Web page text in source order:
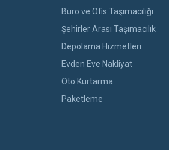
Büro ve Ofis Taşımacılığı
Şehirler Arası Taşımacılık
Depolama Hizmetleri
Evden Eve Nakliyat
Oto Kurtarma
Paketleme